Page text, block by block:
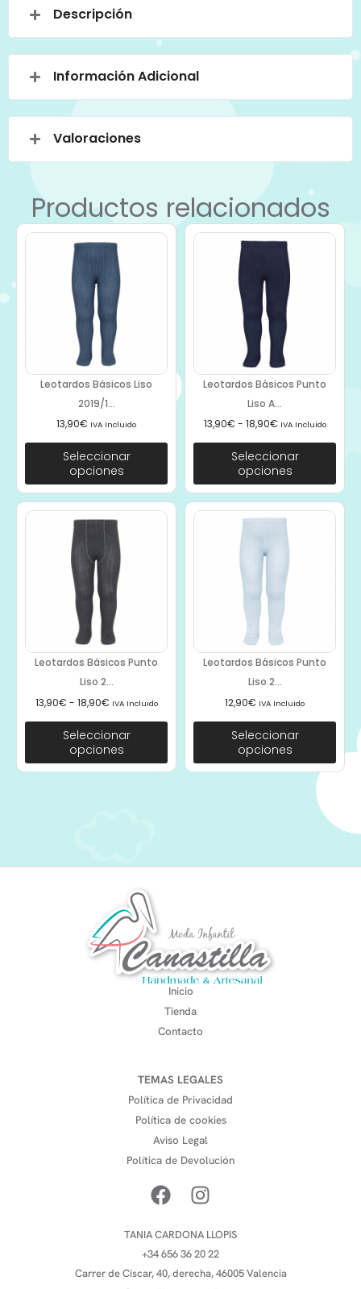
Descripción
Información Adicional
Valoraciones
Productos relacionados
Leotardos Básicos Liso
2019/1...
13,90€ IVA Incluido
Seleccionar
opciones
Leotardos Básicos Punto
Liso A...
13,90€ - 18,90€ IVA Incluido
Seleccionar
opciones
Leotardos Básicos Punto
Liso 2...
13,90€ - 18,90€ IVA Incluido
Seleccionar
opciones
Leotardos Básicos Punto
Liso 2...
12,90€ IVA Incluido
Seleccionar
opciones
Inicio
Tienda
Contacto
TEMAS LEGALES
Política de Privacidad
Política de cookies
Aviso Legal
Política de Devolución
TANIA CARDONA LLOPIS
+34 656 36 20 22
Carrer de Ciscar, 40, derecha, 46005 Valencia